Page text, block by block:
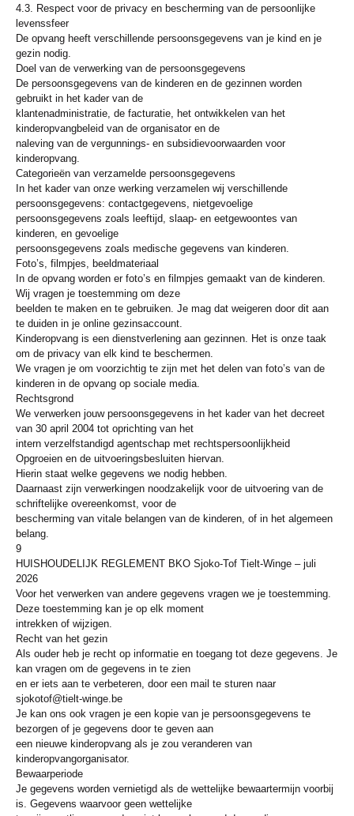
4.3. Respect voor de privacy en bescherming van de persoonlijke
levenssfeer
De opvang heeft verschillende persoonsgegevens van je kind en je
gezin nodig.
Doel van de verwerking van de persoonsgegevens
De persoonsgegevens van de kinderen en de gezinnen worden
gebruikt in het kader van de
klantenadministratie, de facturatie, het ontwikkelen van het
kinderopvangbeleid van de organisator en de
naleving van de vergunnings- en subsidievoorwaarden voor
kinderopvang.
Categorieën van verzamelde persoonsgegevens
In het kader van onze werking verzamelen wij verschillende
persoonsgegevens: contactgegevens, nietgevoelige
persoonsgegevens zoals leeftijd, slaap- en eetgewoontes van
kinderen, en gevoelige
persoonsgegevens zoals medische gegevens van kinderen.
Foto’s, filmpjes, beeldmateriaal
In de opvang worden er foto’s en filmpjes gemaakt van de kinderen.
Wij vragen je toestemming om deze
beelden te maken en te gebruiken. Je mag dat weigeren door dit aan
te duiden in je online gezinsaccount.
Kinderopvang is een dienstverlening aan gezinnen. Het is onze taak
om de privacy van elk kind te beschermen.
We vragen je om voorzichtig te zijn met het delen van foto’s van de
kinderen in de opvang op sociale media.
Rechtsgrond
We verwerken jouw persoonsgegevens in het kader van het decreet
van 30 april 2004 tot oprichting van het
intern verzelfstandigd agentschap met rechtspersoonlijkheid
Opgroeien en de uitvoeringsbesluiten hiervan.
Hierin staat welke gegevens we nodig hebben.
Daarnaast zijn verwerkingen noodzakelijk voor de uitvoering van de
schriftelijke overeenkomst, voor de
bescherming van vitale belangen van de kinderen, of in het algemeen
belang.
9
HUISHOUDELIJK REGLEMENT BKO Sjoko-Tof Tielt-Winge – juli
2026
Voor het verwerken van andere gegevens vragen we je toestemming.
Deze toestemming kan je op elk moment
intrekken of wijzigen.
Recht van het gezin
Als ouder heb je recht op informatie en toegang tot deze gegevens. Je
kan vragen om de gegevens in te zien
en er iets aan te verbeteren, door een mail te sturen naar
sjokotof@tielt-winge.be
Je kan ons ook vragen je een kopie van je persoonsgegevens te
bezorgen of je gegevens door te geven aan
een nieuwe kinderopvang als je zou veranderen van
kinderopvangorganisator.
Bewaarperiode
Je gegevens worden vernietigd als de wettelijke bewaartermijn voorbij
is. Gegevens waarvoor geen wettelijke